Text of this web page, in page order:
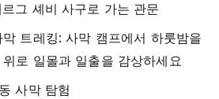
그 셰비 사구로 가는 관문
트레킹: 사막 캠프에서 하룻밤을
로 일몰과 일출을 감상하세요
사막 탐험